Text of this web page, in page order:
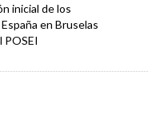
inicial de los
en Bruselas
POSEI